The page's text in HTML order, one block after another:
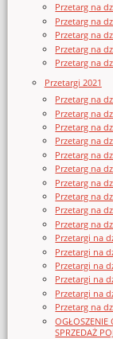
Przetarg na
Przetarg na
Przetarg na
Przetarg na
Przetarg na
Przetargi 2021
Przetarg na
Przetarg na
Przetarg na
Przetarg na
Przetarg na
Przetarg na
Przetarg na
Przetarg na
Przetarg na
Przetarg na
Przetargi na
Przetargi na
Przetargi na
Przetargi na
Przetargi na
Przetarg na
OGŁOSZENIE
SPRZEDAŻ